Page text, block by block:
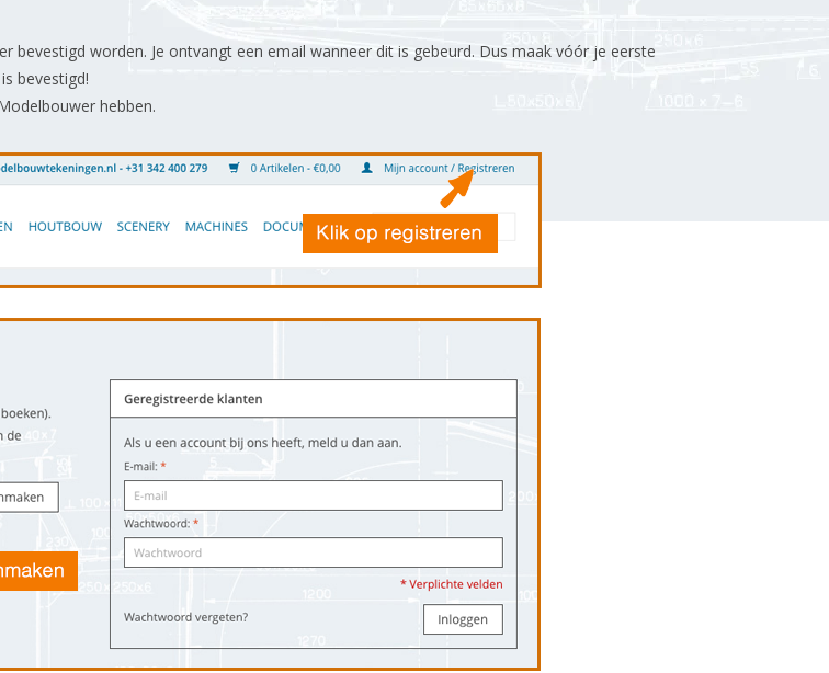
worden. Je ontvangt een email wanneer dit is gebeurd. Dus maak vóór je eerste
bevestigd!
hebben.